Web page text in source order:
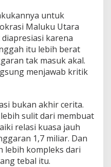
untuk
Maluku Utara
karena
itu lebih berat
tak masuk akal.
menjawab kritik
bukan akhir cerita.
sulit dari membuat
relasi kuasa jauh
1,7 miliar. Dan
lebih kompleks dari
tebal itu.